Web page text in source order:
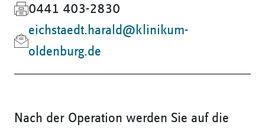
0441 403-2830
eichstaedt.harald@klinikum-
oldenburg.de
Nach der Operation werden Sie auf die